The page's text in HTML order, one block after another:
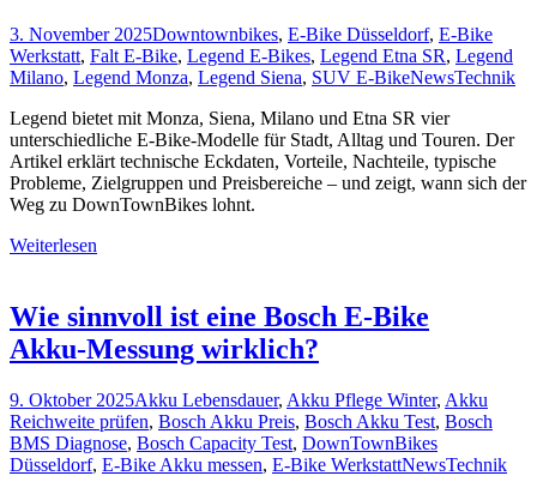
3. November 2025Downtownbikes, E-Bike Düsseldorf, E-Bike
Werkstatt, Falt E-Bike, Legend E-Bikes, Legend Etna SR, Legend
Milano, Legend Monza, Legend Siena, SUV E-BikeNewsTechnik
Legend bietet mit Monza, Siena, Milano und Etna SR vier
unterschiedliche E-Bike-Modelle für Stadt, Alltag und Touren. Der
Artikel erklärt technische Eckdaten, Vorteile, Nachteile, typische
Probleme, Zielgruppen und Preisbereiche – und zeigt, wann sich der
Weg zu DownTownBikes lohnt.
Weiterlesen
Wie sinnvoll ist eine Bosch E‑Bike
Akku‑Messung wirklich?
9. Oktober 2025Akku Lebensdauer, Akku Pflege Winter, Akku
Reichweite prüfen, Bosch Akku Preis, Bosch Akku Test, Bosch
BMS Diagnose, Bosch Capacity Test, DownTownBikes
Düsseldorf, E-Bike Akku messen, E-Bike WerkstattNewsTechnik